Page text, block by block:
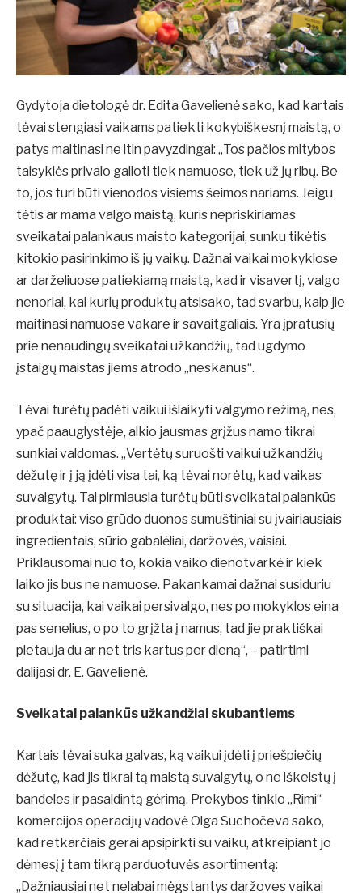
Gydytoja dietologė dr. Edita Gavelienė sako, kad kartais
tėvai stengiasi vaikams patiekti kokybiškesnį maistą, o
patys maitinasi ne itin pavyzdingai: „Tos pačios mitybos
taisyklės privalo galioti tiek namuose, tiek už jų ribų. Be
to, jos turi būti vienodos visiems šeimos nariams. Jeigu
tėtis ar mama valgo maistą, kuris nepriskiriamas
sveikatai palankaus maisto kategorijai, sunku tikėtis
kitokio pasirinkimo iš jų vaikų. Dažnai vaikai mokyklose
ar darželiuose patiekiamą maistą, kad ir visavertį, valgo
nenoriai, kai kurių produktų atsisako, tad svarbu, kaip jie
maitinasi namuose vakare ir savaitgaliais. Yra įpratusių
prie nenaudingų sveikatai užkandžių, tad ugdymo
įstaigų maistas jiems atrodo „neskanus“.
Tėvai turėtų padėti vaikui išlaikyti valgymo režimą, nes,
ypač paauglystėje, alkio jausmas grįžus namo tikrai
sunkiai valdomas. „Vertėtų suruošti vaikui užkandžių
dėžutę ir į ją įdėti visa tai, ką tėvai norėtų, kad vaikas
suvalgytų. Tai pirmiausia turėtų būti sveikatai palankūs
produktai: viso grūdo duonos sumuštiniai su įvairiausiais
ingredientais, sūrio gabalėliai, daržovės, vaisiai.
Priklausomai nuo to, kokia vaiko dienotvarkė ir kiek
laiko jis bus ne namuose. Pakankamai dažnai susiduriu
su situacija, kai vaikai persivalgo, nes po mokyklos eina
pas senelius, o po to grįžta į namus, tad jie praktiškai
pietauja du ar net tris kartus per dieną“, – patirtimi
dalijasi dr. E. Gavelienė.
Sveikatai palankūs užkandžiai skubantiems
Kartais tėvai suka galvas, ką vaikui įdėti į priešpiečių
dėžutę, kad jis tikrai tą maistą suvalgytų, o ne iškeistų į
bandeles ir pasaldintą gėrimą. Prekybos tinklo „Rimi“
komercijos operacijų vadovė Olga Suchočeva sako,
kad retkarčiais gerai apsipirkti su vaiku, atkreipiant jo
dėmesį į tam tikrą parduotuvės asortimentą:
„Dažniausiai net nelabai mėgstantys daržoves vaikai